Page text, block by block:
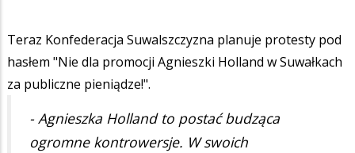
Teraz Konfederacja Suwalszczyzna planuje protesty pod
hasłem "Nie dla promocji Agnieszki Holland w Suwałkach
za publiczne pieniądze!".
- Agnieszka Holland to postać budząca
ogromne kontrowersje. W swoich